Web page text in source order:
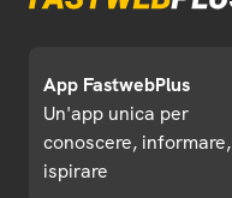
App FastwebPlus
Un'app unica per
conoscere, informare,
ispirare